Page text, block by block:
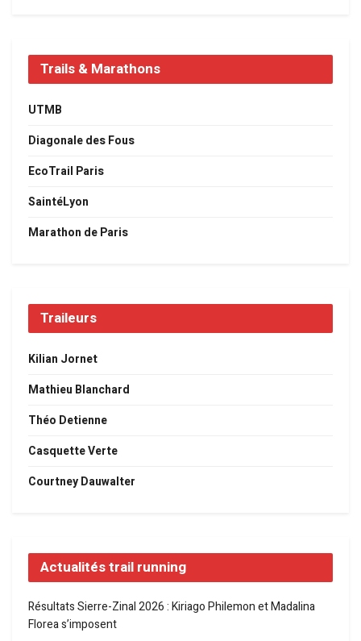
Trails & Marathons
UTMB
Diagonale des Fous
EcoTrail Paris
SaintéLyon
Marathon de Paris
Traileurs
Kilian Jornet
Mathieu Blanchard
Théo Detienne
Casquette Verte
Courtney Dauwalter
Actualités trail running
Résultats Sierre-Zinal 2026 : Kiriago Philemon et Madalina
Florea s’imposent